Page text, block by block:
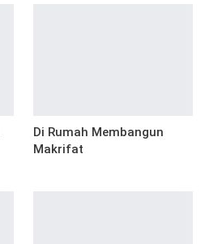
Di Rumah Membangun
Makrifat